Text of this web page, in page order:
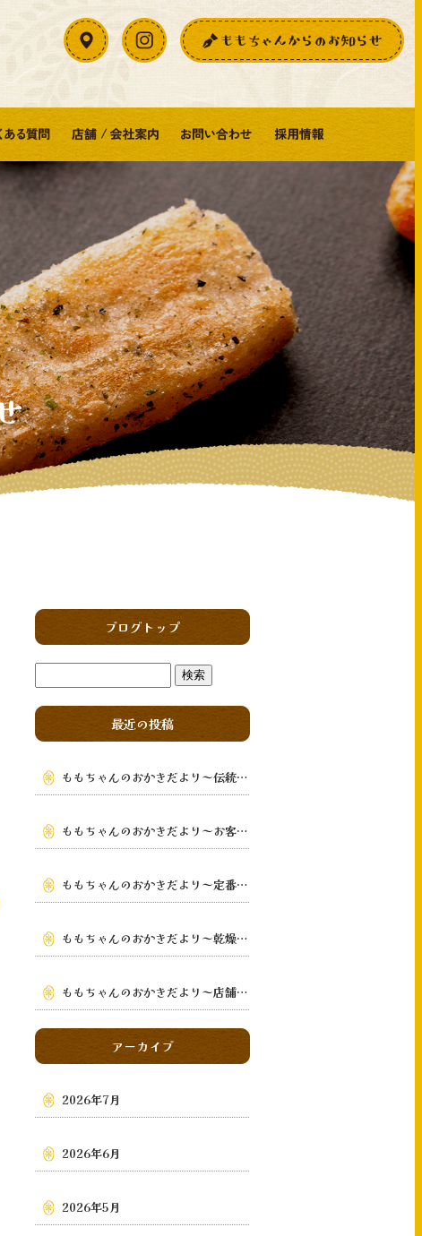
ブログトップ
最近の投稿
ももちゃんのおかきだより～伝統の味を次の世代へ～
ももちゃんのおかきだより～お客様の手元まで～
ももちゃんのおかきだより～定番から季節限定まで～
ももちゃんのおかきだより～乾燥・鉄板手焼き
ももちゃんのおかきだより～店舗・通販・地域～
アーカイブ
2026年7月
2026年6月
2026年5月